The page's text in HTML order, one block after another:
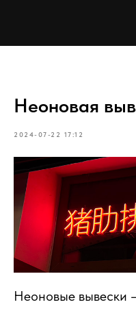
Неоновая
2024-07-22 17:12
Неоновые вывески